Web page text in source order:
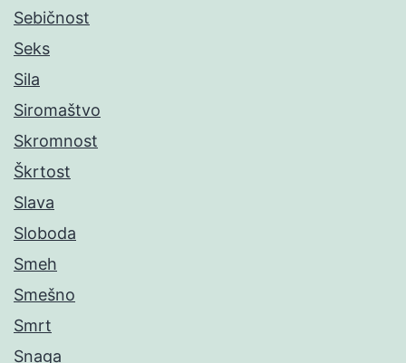
Sebičnost
Seks
Sila
Siromaštvo
Skromnost
Škrtost
Slava
Sloboda
Smeh
Smešno
Smrt
Snaga